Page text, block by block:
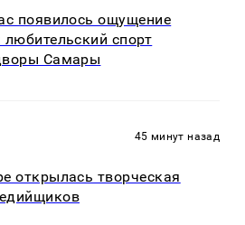
появилось ощущение
любительский спорт
Самары
45 минут назад
открылась творческая